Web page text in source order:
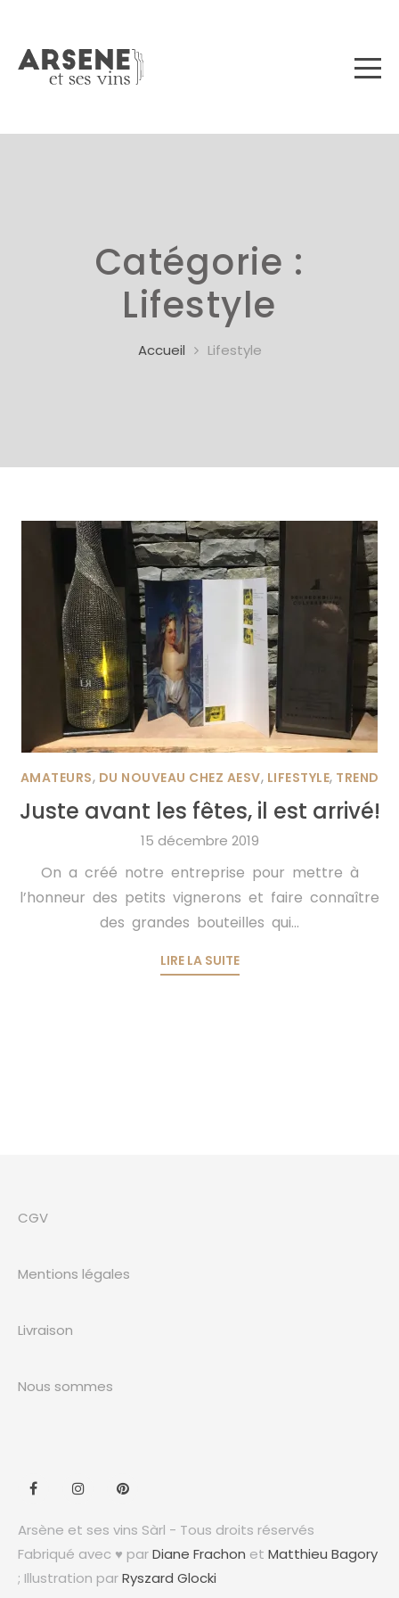
Catégorie :
Lifestyle
Accueil Lifestyle
AMATEURS, DU NOUVEAU CHEZ AESV, LIFESTYLE, TREND
Juste avant les fêtes, il est arrivé!
15 décembre 2019
On a créé notre entreprise pour mettre à
l’honneur des petits vignerons et faire connaître
des grandes bouteilles qui...
LIRE LA SUITE
CGV
Mentions légales
Livraison
Nous sommes
Arsène et ses vins Sàrl - Tous droits réservés
Fabriqué avec ♥ parDiane Frachon et Matthieu Bagory
; Illustration parRyszard Glocki